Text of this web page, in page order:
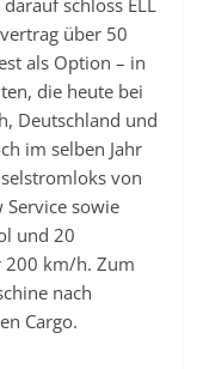
schloss ELL
über 50
als Option – in
die heute bei
Deutschland und
im selben Jahr
von
sowie
und 20
200 km/h. Zum
nach
Cargo.